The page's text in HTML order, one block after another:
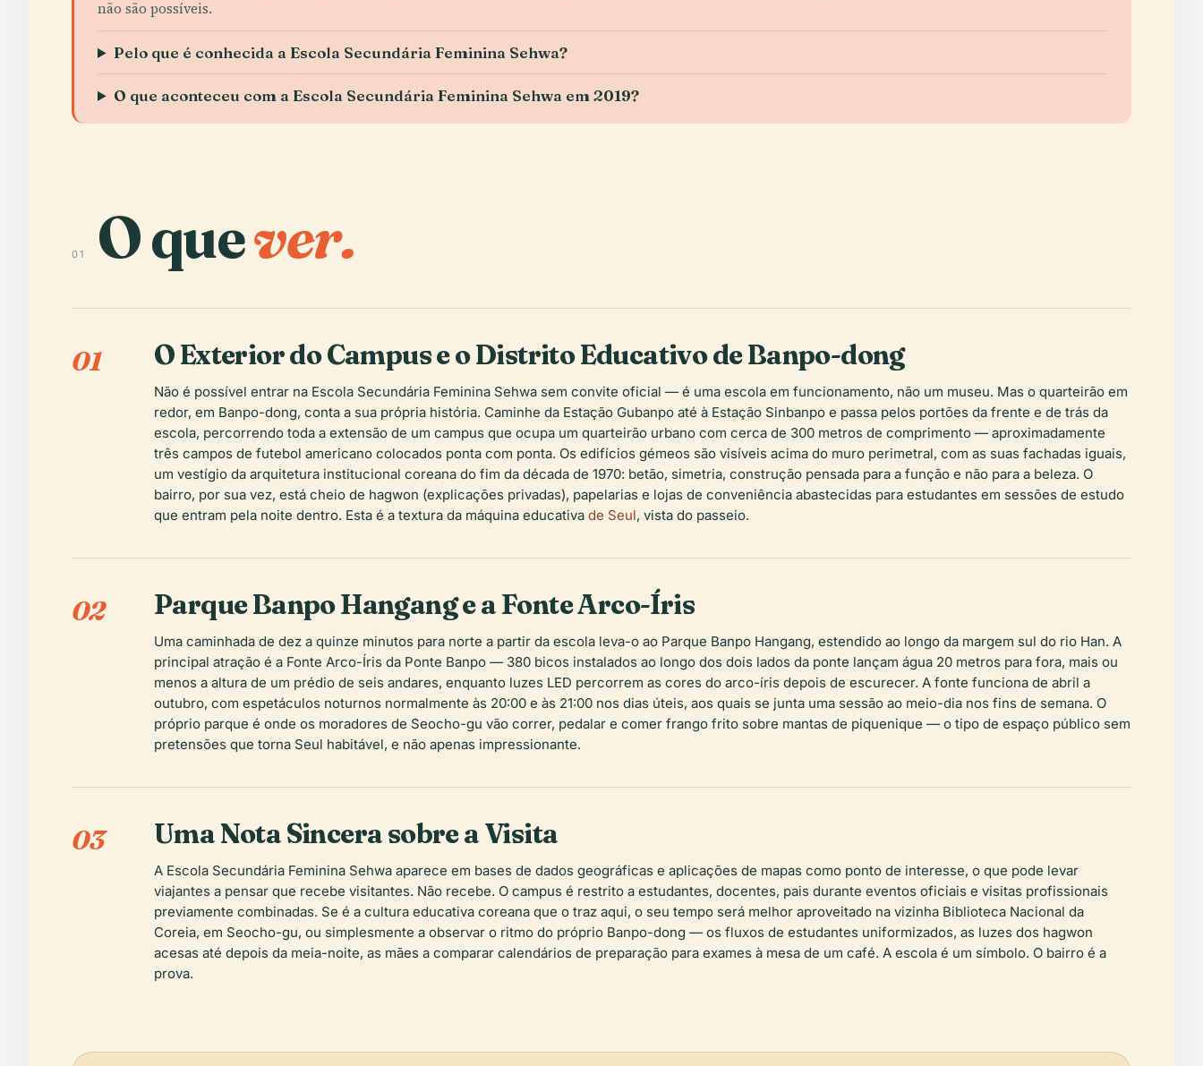
não são possíveis.
Pelo que é conhecida a Escola Secundária Feminina Sehwa?
O que aconteceu com a Escola Secundária Feminina Sehwa em 2019?
01 O quever.
01 O Exterior do Campus e o Distrito Educativo de Banpo-dong
Não é possível entrar na Escola Secundária Feminina Sehwa sem convite oficial — é uma escola em funcionamento, não um museu. Mas o quarteirão em
redor, em Banpo-dong, conta a sua própria história. Caminhe da Estação Gubanpo até à Estação Sinbanpo e passa pelos portões da frente e de trás da
escola, percorrendo toda a extensão de um campus que ocupa um quarteirão urbano com cerca de 300 metros de comprimento — aproximadamente
três campos de futebol americano colocados ponta com ponta. Os edifícios gémeos são visíveis acima do muro perimetral, com as suas fachadas iguais,
um vestígio da arquitetura institucional coreana do fim da década de 1970: betão, simetria, construção pensada para a função e não para a beleza. O
bairro, por sua vez, está cheio de hagwon (explicações privadas), papelarias e lojas de conveniência abastecidas para estudantes em sessões de estudo
que entram pela noite dentro. Esta é a textura da máquina educativa de Seul, vista do passeio.
02 Parque Banpo Hangang e a Fonte Arco-Íris
Uma caminhada de dez a quinze minutos para norte a partir da escola leva-o ao Parque Banpo Hangang, estendido ao longo da margem sul do rio Han. A
principal atração é a Fonte Arco-Íris da Ponte Banpo — 380 bicos instalados ao longo dos dois lados da ponte lançam água 20 metros para fora, mais ou
menos a altura de um prédio de seis andares, enquanto luzes LED percorrem as cores do arco-íris depois de escurecer. A fonte funciona de abril a
outubro, com espetáculos noturnos normalmente às 20:00 e às 21:00 nos dias úteis, aos quais se junta uma sessão ao meio-dia nos fins de semana. O
próprio parque é onde os moradores de Seocho-gu vão correr, pedalar e comer frango frito sobre mantas de piquenique — o tipo de espaço público sem
pretensões que torna Seul habitável, e não apenas impressionante.
03 Uma Nota Sincera sobre a Visita
A Escola Secundária Feminina Sehwa aparece em bases de dados geográficas e aplicações de mapas como ponto de interesse, o que pode levar
viajantes a pensar que recebe visitantes. Não recebe. O campus é restrito a estudantes, docentes, pais durante eventos oficiais e visitas profissionais
previamente combinadas. Se é a cultura educativa coreana que o traz aqui, o seu tempo será melhor aproveitado na vizinha Biblioteca Nacional da
Coreia, em Seocho-gu, ou simplesmente a observar o ritmo do próprio Banpo-dong — os fluxos de estudantes uniformizados, as luzes dos hagwon
acesas até depois da meia-noite, as mães a comparar calendários de preparação para exames à mesa de um café. A escola é um símbolo. O bairro é a
prova.